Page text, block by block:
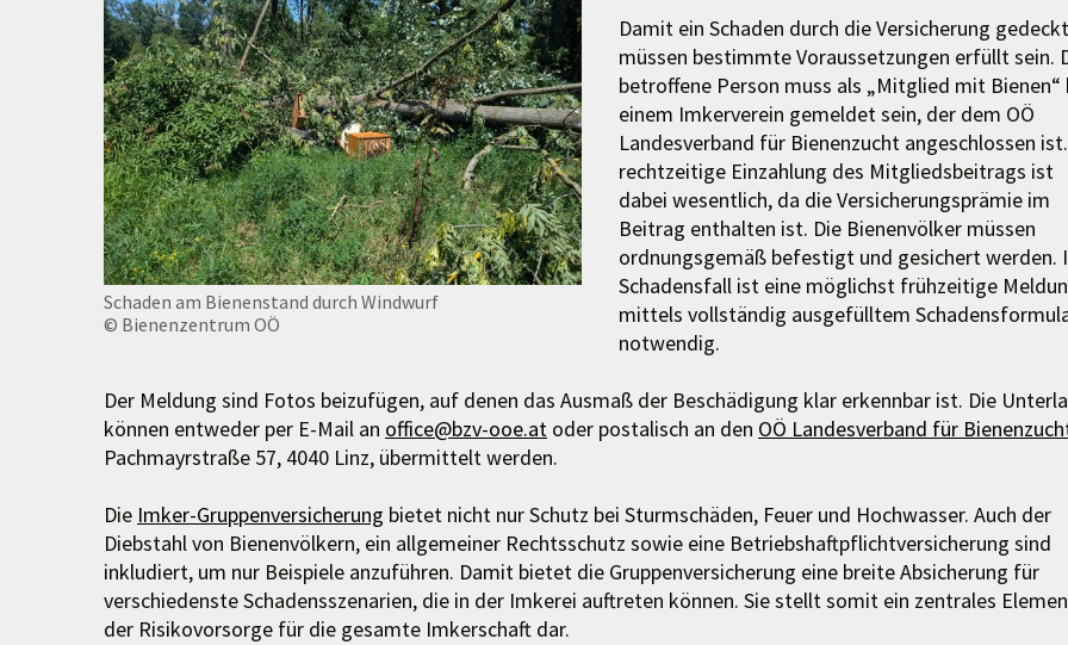
Schaden am Bienenstand durch Windwurf
© Bienenzentrum OÖ
Damit ein Schaden durch die Versicherung
müssen bestimmte Voraussetzungen erfüllt sein.
betroffene Person muss als „Mitglied mit Bienen“
einem Imkerverein gemeldet sein, der dem OÖ
Landesverband für Bienenzucht angeschlossen
rechtzeitige Einzahlung des Mitgliedsbeitrags ist
dabei wesentlich, da die Versicherungsprämie im
Beitrag enthalten ist. Die Bienenvölker müssen
ordnungsgemäß befestigt und gesichert werden.
Schadensfall ist eine möglichst frühzeitige
mittels vollständig ausgefülltem
notwendig.
Der Meldung sind Fotos beizufügen, auf denen das Ausmaß der Beschädigung klar erkennbar ist. Die
können entweder per E-Mail an office@bzv-ooe.at oder postalisch an den OÖ Landesverband für
Pachmayrstraße 57, 4040 Linz, übermittelt werden.
Die Imker-Gruppenversicherung bietet nicht nur Schutz bei Sturmschäden, Feuer und Hochwasser. Auch der
Diebstahl von Bienenvölkern, ein allgemeiner Rechtsschutz sowie eine Betriebshaftpflichtversicherung sind
inkludiert, um nur Beispiele anzuführen. Damit bietet die Gruppenversicherung eine breite Absicherung für
verschiedenste Schadensszenarien, die in der Imkerei auftreten können. Sie stellt somit ein zentrales
der Risikovorsorge für die gesamte Imkerschaft dar.